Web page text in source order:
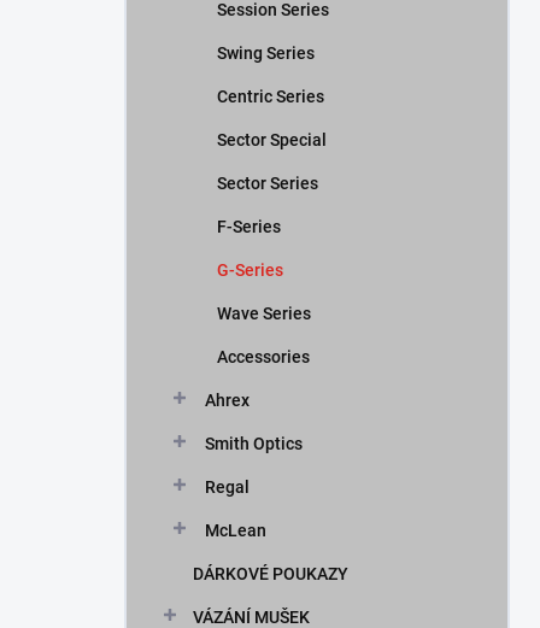
Session Series
Swing Series
Centric Series
Sector Special
Sector Series
F-Series
G-Series
Wave Series
Accessories
Ahrex
Smith Optics
Regal
McLean
DÁRKOVÉ POUKAZY
VÁZÁNÍ MUŠEK